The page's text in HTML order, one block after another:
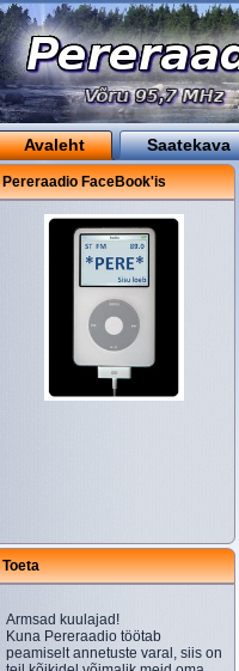
Avaleht Saatekava
Pereraadio FaceBook'is
Toeta
Armsad kuulajad!
Kuna Pereraadio töötab
peamiselt annetuste varal, siis on